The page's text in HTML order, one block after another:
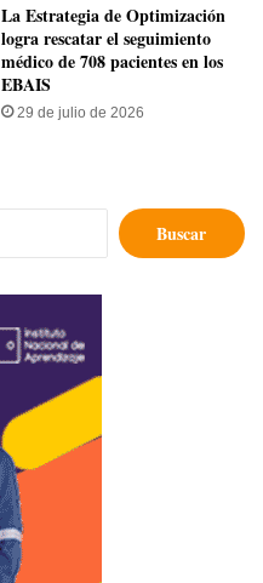
La Estrategia de Optimización
logra rescatar el seguimiento
médico de 708 pacientes en los
EBAIS
29 de julio de 2026
Buscar: